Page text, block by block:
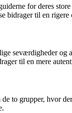
for deres
bidrager til en rigere
seværdigheder
til en mere
to grupper, hvor